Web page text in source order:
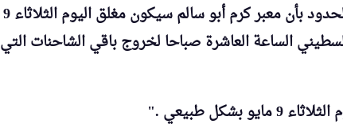
تنوه الهيئة العامة للمعابر والحدود بأن معبر كرم أبو سالم سيكون مغلق اليوم الثلاثاء 9
الساعة العاشرة صباحا لخروج باقي الشاحنات التي
طبيعي
".